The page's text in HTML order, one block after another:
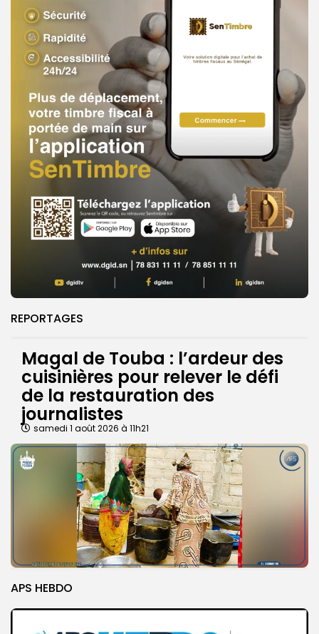
REPORTAGES
Magal de Touba : l’ardeur des
cuisinières pour relever le défi
de la restauration des
journalistes
samedi 1 août 2026 à 11h21
APS HEBDO